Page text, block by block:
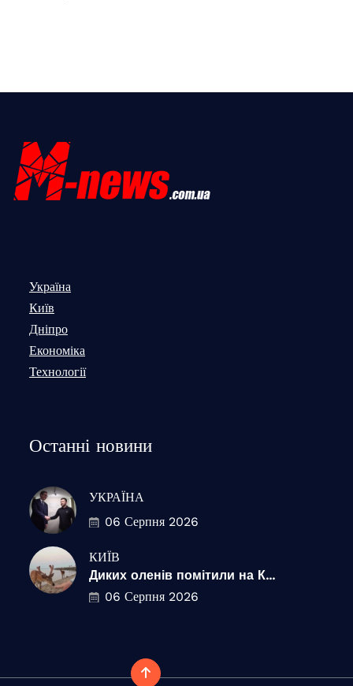
Україна
Київ
Дніпро
Економіка
Технології
Останні новини
УКРАЇНА
06 Серпня 2026
КИЇВ
Диких оленів помітили на К...
06 Серпня 2026